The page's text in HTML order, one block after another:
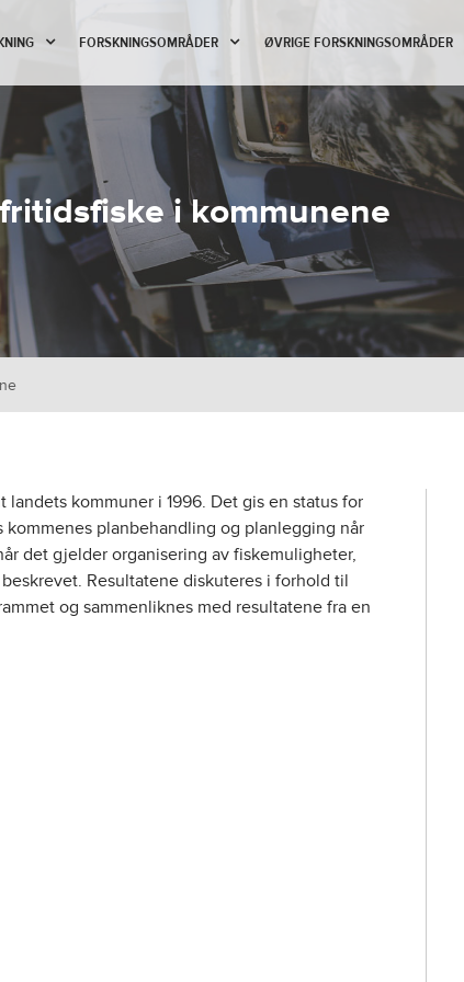
FORSKNINGSOMRÅDER ØVRIGE FORSKNINGSOMRÅDER
i kommunene
kommuner i 1996. Det gis en status for
planbehandling og planlegging når
det gjelder organisering av fiskemuligheter,
Resultatene diskuteres i forhold til
og sammenliknes med resultatene fra en